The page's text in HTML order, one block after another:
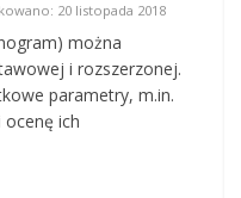
20 listopada 2018
można
i rozszerzonej.
parametry, m.in.
ich